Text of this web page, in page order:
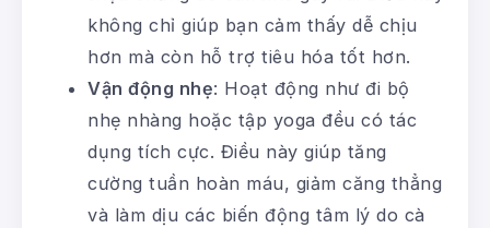
không chỉ giúp bạn cảm thấy dễ chịu
hơn mà còn hỗ trợ tiêu hóa tốt hơn.
Vận động nhẹ: Hoạt động như đi bộ
nhẹ nhàng hoặc tập yoga đều có tác
dụng tích cực. Điều này giúp tăng
cường tuần hoàn máu, giảm căng thẳng
và làm dịu các biến động tâm lý do cà